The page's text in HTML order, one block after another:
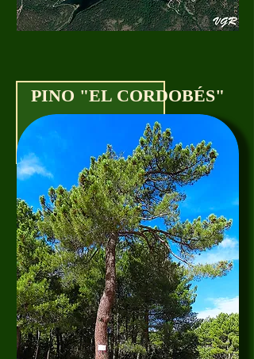
PINO "EL CORDOBÉS"